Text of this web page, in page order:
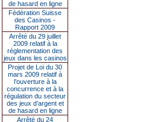
de hasard en ligne
Fédération Suisse
des Casinos -
Rapport 2009
Arrêté du 29 juillet
2009 relatif à la
réglementation des
jeux dans les casinos
Projet de Loi du 30
mars 2009 relatif à
l’ouverture à la
concurrence et à la
régulation du secteur
des jeux d’argent et
de hasard en ligne
Arrêté du 24